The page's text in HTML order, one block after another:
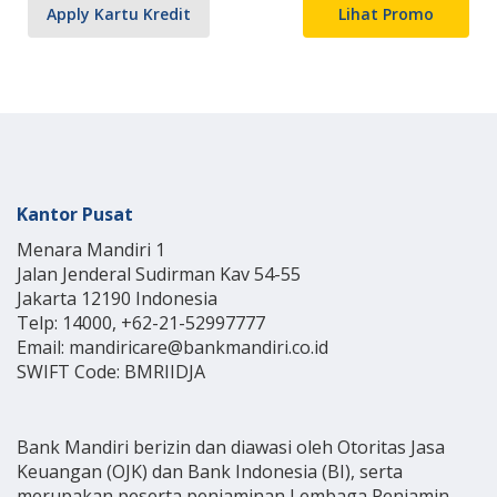
Apply Kartu Kredit Lihat Promo
Kantor Pusat
Menara Mandiri 1
Jalan Jenderal Sudirman Kav 54-55
Jakarta 12190 Indonesia
Telp: 14000, +62-21-52997777
Email: mandiricare@bankmandiri.co.id
SWIFT Code: BMRIIDJA
Bank Mandiri berizin dan diawasi oleh Otoritas Jasa
Keuangan (OJK) dan Bank Indonesia (BI), serta